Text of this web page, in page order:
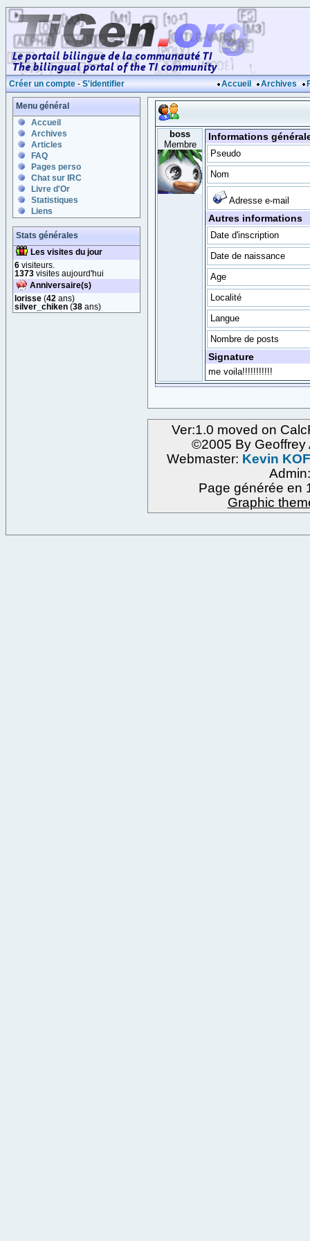
Créer un compte - S'identifier Accueil Archives
Menu général
Accueil
Archives
Articles
FAQ
Pages perso
Chat sur IRC
Livre d'Or
Statistiques
Liens
Stats générales
Les visites du jour
6 visiteurs.
1373 visites aujourd'hui
Anniversaire(s)
lorisse (42 ans)
silver_chiken (38 ans)
boss
Membre
Informations
Pseudo
Nom
Adresse e-mail
Autres informations
Date d'inscription
Date de naissance
Age
Localité
Langue
Nombre de posts
Signature
me voila!!!!!!!!!!!
Ver:1.0 moved on
©2005 By Geoffrey
Webmaster: Kevin
Page générée en
Graphic